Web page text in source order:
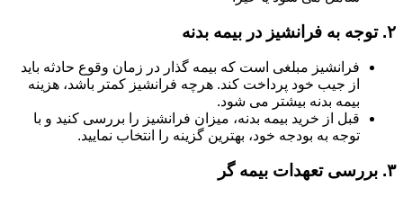
۲. توجه به فرانشیز در بیمه بدنه
فرانشیز مبلغی است که بیمه گذار در زمان وقوع حادثه باید
از جیب خود پرداخت کند. هرچه فرانشیز کمتر باشد، هزینه
بیمه بدنه بیشتر می شود.
قبل از خرید بیمه بدنه، میزان فرانشیز را بررسی کنید و با
توجه به بودجه خود، بهترین گزینه را انتخاب نمایید.
۳. بررسی تعهدات بیمه گر